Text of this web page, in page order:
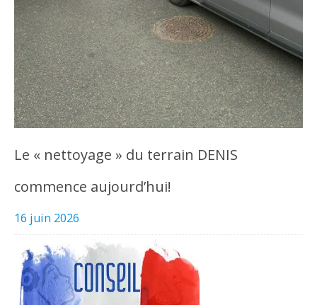
Le « nettoyage » du terrain DENIS
commence aujourd’hui!
16 juin 2026